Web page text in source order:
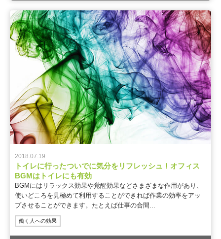
2018.07.19
トイレに行ったついでに気分をリフレッシュ！オフィス
BGMはトイレにも有効
BGMにはリラックス効果や覚醒効果などさまざまな作用があり、
使いどころを見極めて利用することができれば作業の効率をアッ
プさせることができます。たとえば仕事の合間...
働く人への効果